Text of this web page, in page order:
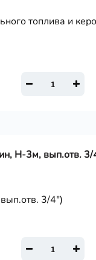
топлива и
Н-3м, вып.отв. 3/
3/4")